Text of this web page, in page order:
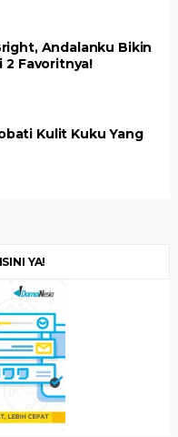
Andalanku Bikin
2 Favoritnya!
Kulit Kuku Yang
YA!